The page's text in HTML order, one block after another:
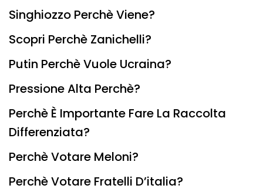
Singhiozzo Perchè Viene?
Scopri Perchè Zanichelli?
Putin Perchè Vuole Ucraina?
Pressione Alta Perchè?
Perchè È Importante Fare La Raccolta
Differenziata?
Perchè Votare Meloni?
Perchè Votare Fratelli D’italia?